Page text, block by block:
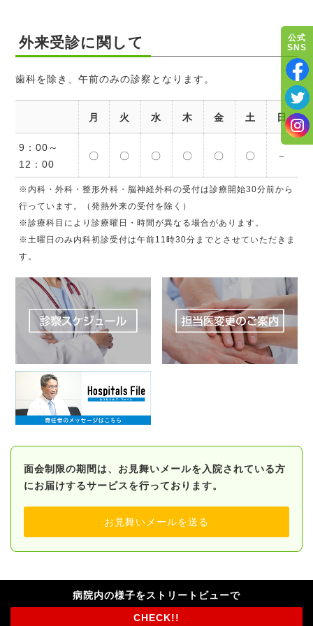
外来受診に関して
歯科を除き、午前のみの診察となります。
月 火 水 木 金 土 日
9：00～
12：00
〇 〇 〇 〇 〇 〇 －
※内科・外科・整形外科・脳神経外科の受付は診療開始30分前から
行っています。（発熱外来の受付を除く）
※診療科目により診療曜日・時間が異なる場合があります。
※土曜日のみ内科初診受付は午前11時30分までとさせていただきま
す。
面会制限の期間は、お見舞いメールを入院されている方
にお届けするサービスを行っております。
お見舞いメールを送る
病院内の様子をストリートビューで
CHECK!!
公式
SNS